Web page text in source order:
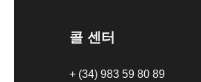
콜 센터
+ (34) 983 59 80 89